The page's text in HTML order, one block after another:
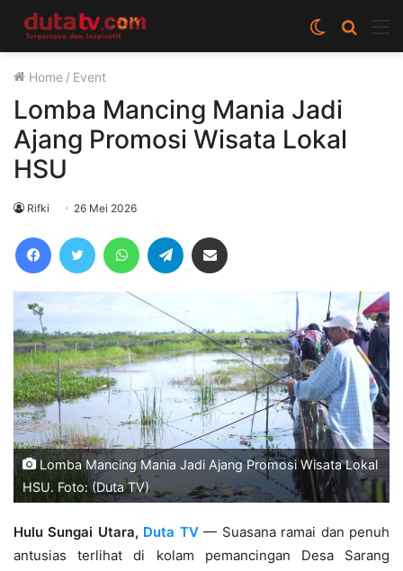
Cari
berita
Switch
skin
Home / Event
Lomba Mancing Mania Jadi
Ajang Promosi Wisata Lokal
HSU
Rifki 26 Mei 2026
FacebookTwitter WhatsAppTelegram
Lomba Mancing Mania Jadi Ajang Promosi Wisata Lokal
HSU. Foto: (Duta TV)
Hulu Sungai Utara, Duta TV— Suasana ramai dan penuh
antusias terlihat di kolam pemancingan Desa Sarang